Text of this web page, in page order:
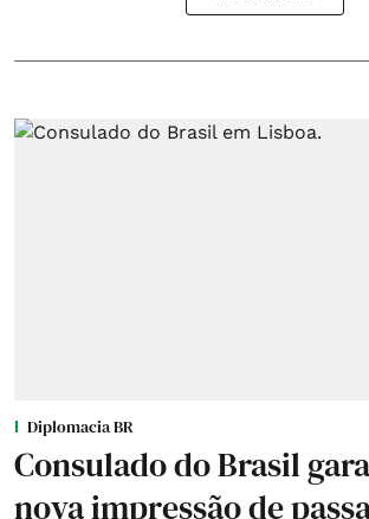
Diplomacia BR
Consulado do Brasil
nova impressão de